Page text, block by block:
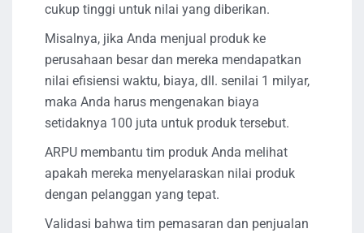
cukup tinggi untuk nilai yang diberikan.
Misalnya, jika Anda menjual produk ke
perusahaan besar dan mereka mendapatkan
nilai efisiensi waktu, biaya, dll. senilai 1 milyar,
maka Anda harus mengenakan biaya
setidaknya 100 juta untuk produk tersebut.
ARPU membantu tim produk Anda melihat
apakah mereka menyelaraskan nilai produk
dengan pelanggan yang tepat.
Validasi bahwa tim pemasaran dan penjualan